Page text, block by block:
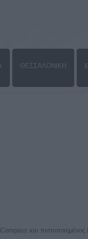
ΘΕΣΣΑΛΟΝΙΚΗ
και